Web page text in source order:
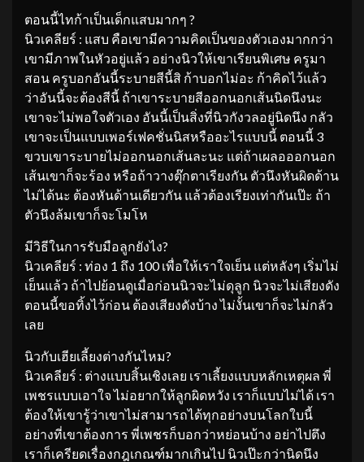
ตอนนี้ไทก้าเป็นเด็กแสบมากๆ ?
นิวเคลียร์ : แสบ คือเขามีความคิดเป็นของตัวเองมากกว่า
เขามีภาพในหัวอยู่แล้ว อย่างนิวให้เขาเรียนพิเศษ ครูมา
สอน ครูบอกอันนี้ระบายสีนี้สิ ก้าบอกไม่อะ ก้าคิดไว้แล้ว
ว่าอันนี้จะต้องสีนี้ ถ้าเขาระบายสีออกนอกเส้นนิดนึงนะ
เขาจะไม่พอใจตัวเอง อันนี้เป็นสิ่งที่นิวกังวลอยู่นิดนึง กลัว
เขาจะเป็นแบบเพอร์เฟคชั่นนิสหรืออะไรแบบนี้ ตอนนี้ 3
ขวบเขาระบายไม่ออกนอกเส้นละนะ แต่ถ้าเผลอออกนอก
เส้นเขาก็จะร้อง หรือถ้าวางตุ๊กตาเรียงกัน ตัวนึงหันผิดด้าน
ไม่ได้นะ ต้องหันด้านเดียวกัน แล้วต้องเรียงเท่ากันเป๊ะ ถ้า
ตัวนึงล้มเขาก็จะโมโห
มีวิธีในการรับมือลูกยังไง?
นิวเคลียร์ : ท่อง 1 ถึง 100 เพื่อให้เราใจเย็น แต่หลังๆ เริ่มไม่
เย็นแล้ว ถ้าไปย้อนดูเมื่อก่อนนิวจะไม่ดุลูก นิวจะไม่เสียงดัง
ตอนนี้ขอทิ้งไว้ก่อน ต้องเสียงดังบ้าง ไม่งั้นเขาก็จะไม่กลัว
เลย
นิวกับเฮียเลี้ยงต่างกันไหม?
นิวเคลียร์ : ต่างแบบสิ้นเชิงเลย เราเลี้ยงแบบหลักเหตุผล พี่
เพชรแบบเอาใจ ไม่อยากให้ลูกผิดหวัง เราก็แบบไม่ได้ เรา
ต้องให้เขารู้ว่าเขาไม่สามารถได้ทุกอย่างบนโลกใบนี้
อย่างที่เขาต้องการ พี่เพชรก็บอกว่าหย่อนบ้าง อย่าไปตึง
เราก็เครียดเรื่องกฎเกณฑ์มากเกินไป นิวเป๊ะกว่านิดนึง